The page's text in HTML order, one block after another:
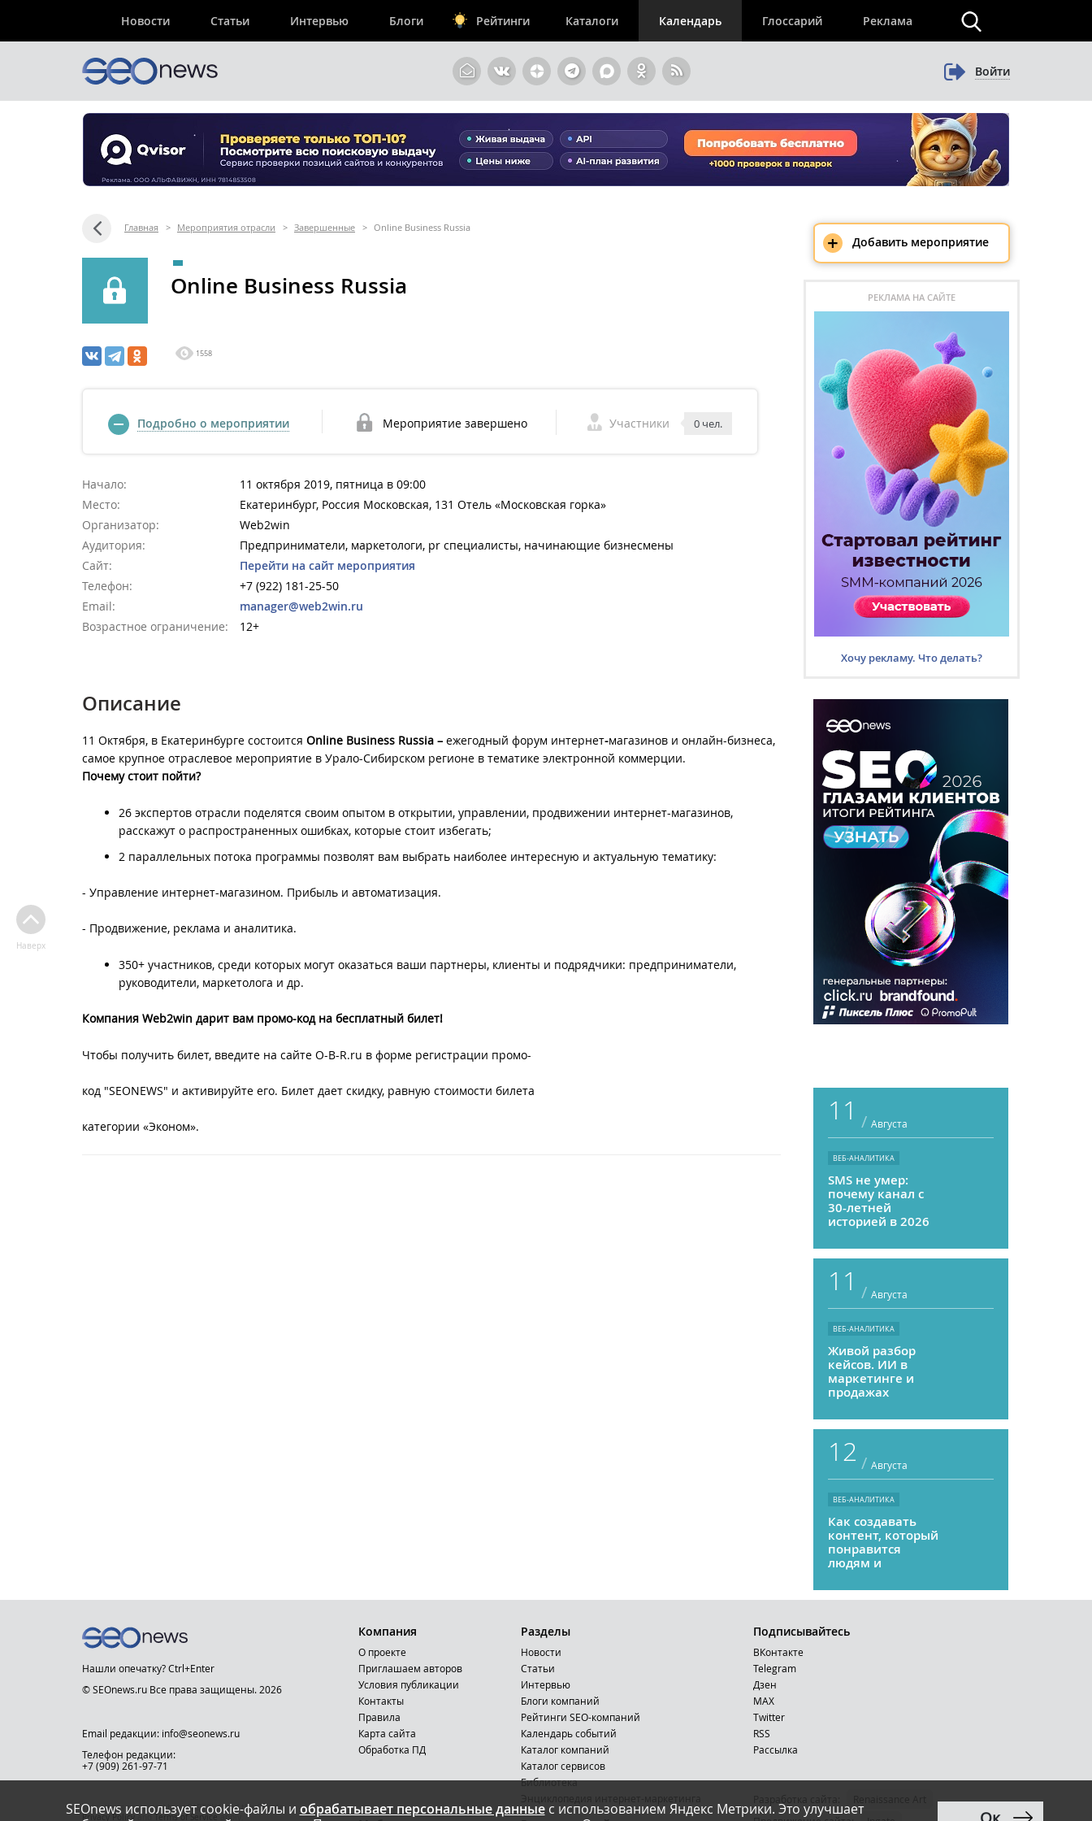
Новости Статьи Интервью Блоги Рейтинги Каталоги Календарь Глоссарий Реклама
Войти
Главная > Мероприятия отрасли > Завершенные > Online Business Russia
Online Business Russia
1558
Подробно о мероприятии Мероприятие завершено Участники 0 чел.
Начало:
11 октября 2019, пятница в 09:00
Место:
Екатеринбург, Россия Московская, 131 Отель «Московская горка»
Организатор:
Web2win
Аудитория:
Предприниматели, маркетологи, pr специалисты, начинающие бизнесмены
Сайт:
Перейти на сайт мероприятия
Телефон:
+7 (922) 181-25-50
Email:
manager@web2win.ru
Возрастное ограничение:
12+
Описание
11 Октября, в Екатеринбурге состоится Online Business Russia – ежегодный форум интернет-магазинов и онлайн-бизнеса,
самое крупное отраслевое мероприятие в Урало-Сибирском регионе в тематике электронной коммерции.
Почему стоит пойти?
26 экспертов отрасли поделятся своим опытом в открытии, управлении, продвижении интернет-магазинов,
расскажут о распространенных ошибках, которые стоит избегать;
2 параллельных потока программы позволят вам выбрать наиболее интересную и актуальную тематику:
- Управление интернет-магазином. Прибыль и автоматизация.
- Продвижение, реклама и аналитика.
350+ участников, среди которых могут оказаться ваши партнеры, клиенты и подрядчики: предприниматели,
руководители, маркетолога и др.
Компания Web2win дарит вам промо-код на бесплатный билет!
Чтобы получить билет, введите на сайте O-B-R.ru в форме регистрации промо-
код "SEONEWS" и активируйте его. Билет дает скидку, равную стоимости билета
категории «Эконом».
Наверх
+ Добавить мероприятие
РЕКЛАМА НА САЙТЕ
Хочу рекламу. Что делать?
11 / Августа
ВЕБ-АНАЛИТИКА
SMS не умер:
почему канал с
30-летней
историей в 2026
приносить ROMI
выше, чем
мессенджеры
11 / Августа
ВЕБ-АНАЛИТИКА
Живой разбор
кейсов. ИИ в
маркетинге и
продажах
12 / Августа
ВЕБ-АНАЛИТИКА
Как создавать
контент, который
понравится
людям и
SEOnews использует cookie-файлы и обрабатывает персональные данныес использованием Яндекс Метрики. Это улучшает
Нашли опечатку? Ctrl+Enter
© SEOnews.ru Все права защищены. 2026
Email редакции: info@seonews.ru
Телефон редакции:
+7 (909) 261-97-71
This site is protected by reCAPTCHA and the Google
Privacy Policyand Terms of Serviceapply.
Компания
О проекте
Приглашаем авторов
Условия публикации
Контакты
Правила
Карта сайта
Обработка ПД
Разделы
Новости
Статьи
Интервью
Блоги компаний
Рейтинги SEO-компаний
Календарь событий
Каталог компаний
Каталог сервисов
Библиотека
Подписывайтесь
ВКонтакте
Telegram
Дзен
MAX
Тwitter
RSS
Рассылка